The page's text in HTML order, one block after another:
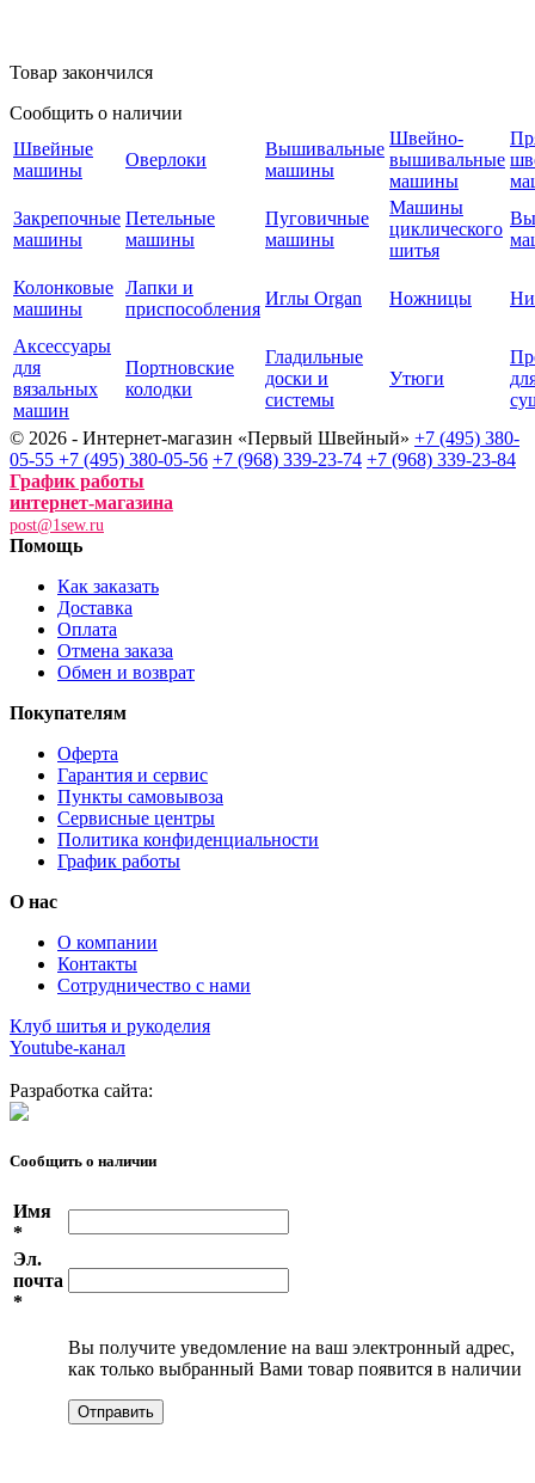
Товар закончился
Сообщить о наличии
Швейные
машины
Оверлоки
Вышивальные
машины
Швейно-
вышивальные
машины
Закрепочные
машины
Петельные
машины
Пуговичные
машины
Машины
циклического
шитья
Колонковые
машины
Лапки и
приспособления
Иглы Organ Ножницы
Аксессуары
для
вязальных
машин
Портновские
колодки
Гладильные
доски и
системы
Утюги
© 2026 - Интернет-магазин «Первый Швейный» +7 (495) 380-
05-55 +7 (495) 380-05-56 +7 (968) 339-23-74 +7 (968) 339-23-84
График работы
интернет-магазина
post@1sew.ru
Помощь
Как заказать
Доставка
Оплата
Отмена заказа
Обмен и возврат
Покупателям
Оферта
Гарантия и сервис
Пункты самовывоза
Сервисные центры
Политика конфиденциальности
График работы
О нас
О компании
Контакты
Сотрудничество с нами
Клуб шитья и рукоделия
Youtube-канал
Разработка сайта:
Сообщить о наличии
Имя
*
Эл.
почта
*
Вы получите уведомление на ваш электронный адрес,
как только выбранный Вами товар появится в наличии